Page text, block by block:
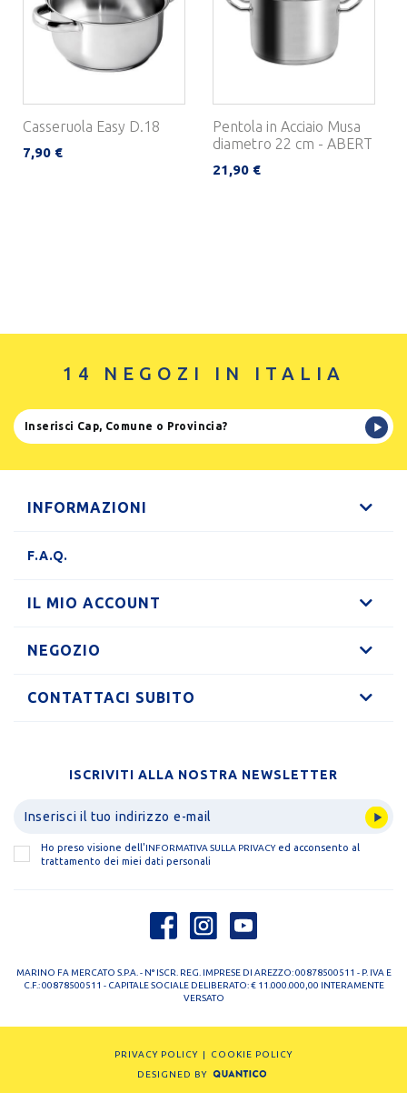
Casseruola Easy D.18
7,90 €
Pentola in Acciaio Musa
diametro 22 cm - ABERT
21,90 €
14 NEGOZI IN ITALIA
INFORMAZIONI
F.A.Q.
IL MIO ACCOUNT
NEGOZIO
CONTATTACI SUBITO
ISCRIVITI ALLA NOSTRA NEWSLETTER
Ho preso visione dell'INFORMATIVA SULLA PRIVACYed acconsento al
trattamento dei miei dati personali
MARINO FA MERCATO S.P.A. - N° ISCR. REG. IMPRESE DI AREZZO: 00878500511 - P. IVA E
C.F.: 00878500511 - CAPITALE SOCIALE DELIBERATO: € 11.000.000,00 INTERAMENTE
VERSATO
PRIVACY POLICY
COOKIE POLICY
DESIGNED BY